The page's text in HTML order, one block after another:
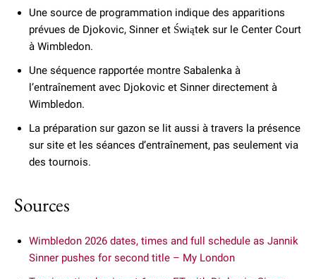
Une source de programmation indique des apparitions
prévues de Djokovic, Sinner et Świątek sur le Center Court
à Wimbledon.
Une séquence rapportée montre Sabalenka à
l’entraînement avec Djokovic et Sinner directement à
Wimbledon.
La préparation sur gazon se lit aussi à travers la présence
sur site et les séances d’entraînement, pas seulement via
des tournois.
Sources
Wimbledon 2026 dates, times and full schedule as Jannik
Sinner pushes for second title – My London